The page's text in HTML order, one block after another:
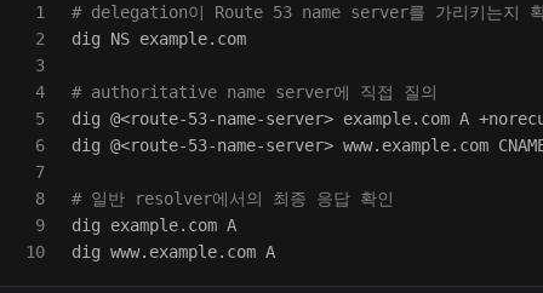
1
2
3
4
5
6
7
8
9
# delegation이 Route 53 name server를 가리키는지
dig NS example.com
# authoritative name server에 직접 질의
dig @<route-53-name-server> example.com A
dig @<route-53-name-server> www.example.com
# 일반 resolver에서의 최종 응답 확인
dig example.com A